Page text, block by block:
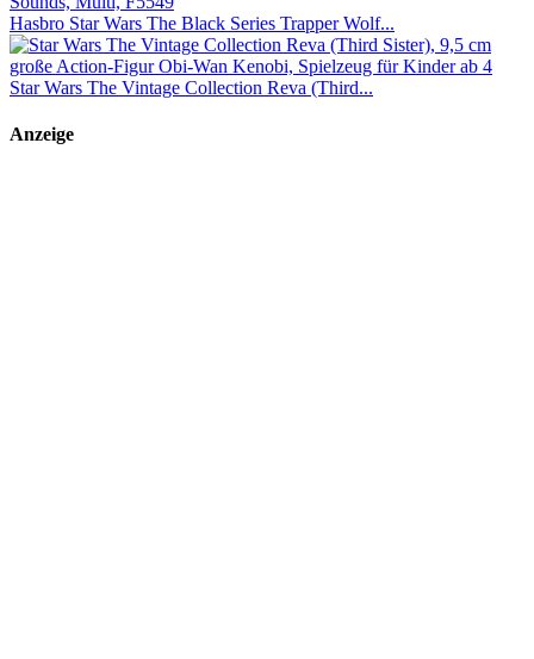
Hasbro Star Wars The Black Series Trapper Wolf...
Star Wars The Vintage Collection Reva (Third...
Anzeige